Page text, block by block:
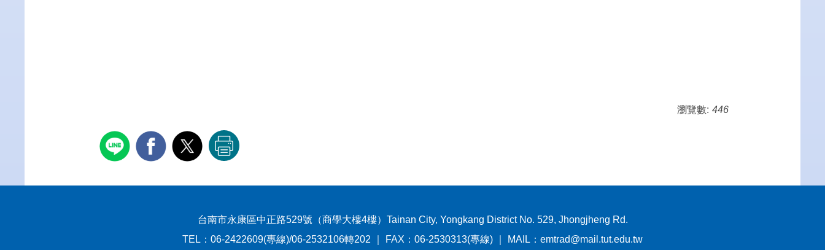
瀏覽數: 446
台南市永康區中正路529號（商學大樓4樓）Tainan City, Yongkang District No. 529, Jhongjheng Rd.
TEL：06-2422609(專線)/06-2532106轉202 ｜ FAX：06-2530313(專線) ｜ MAIL：emtrad@mail.tut.edu.tw